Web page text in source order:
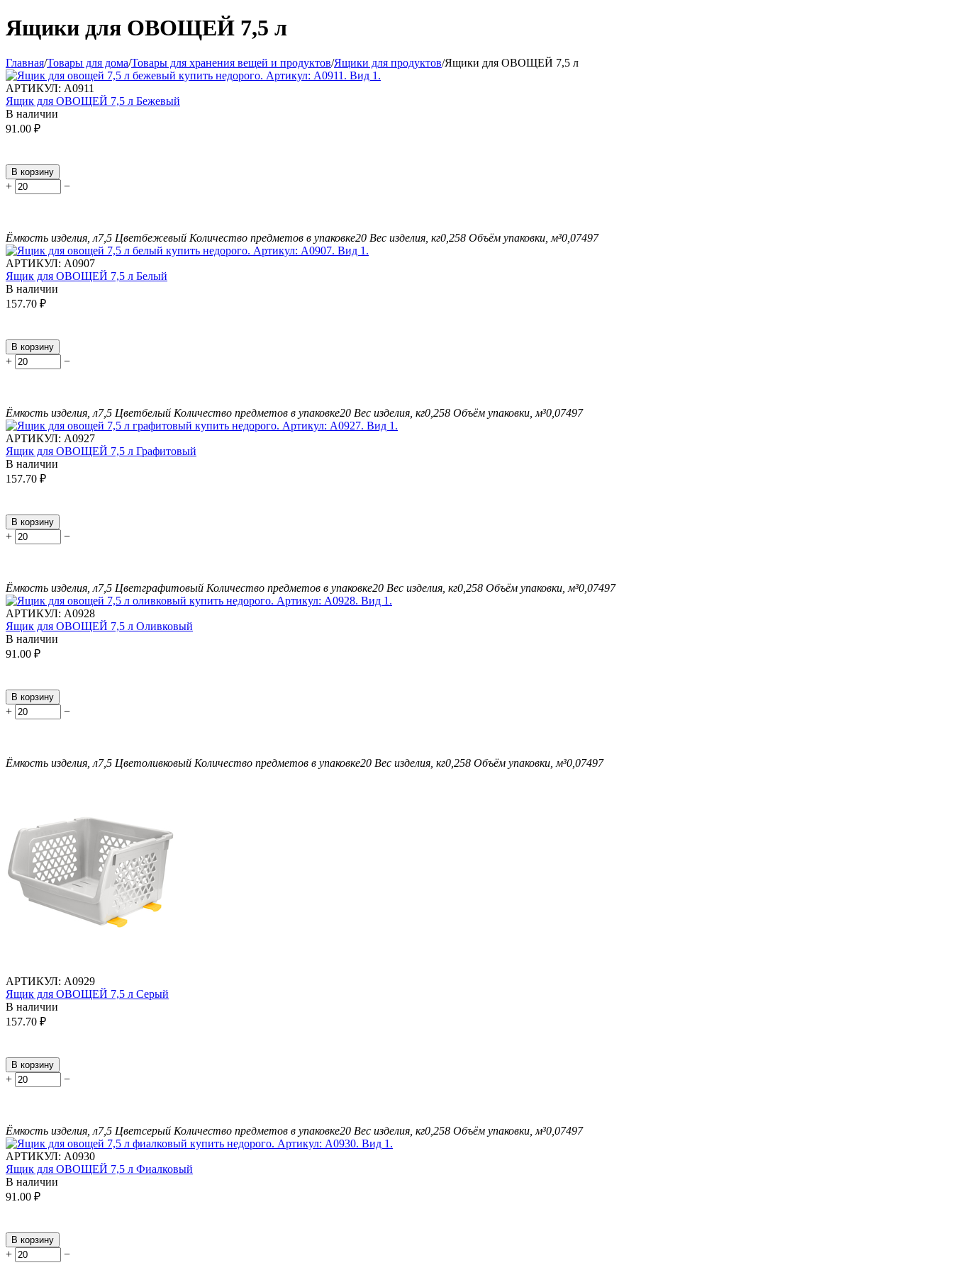
Ящики для ОВОЩЕЙ 7,5 л
Главная/Товары для дома/Товары для хранения вещей и продуктов/Ящики для продуктов/Ящики для ОВОЩЕЙ 7,5 л
АРТИКУЛ: А0911
Ящик для ОВОЩЕЙ 7,5 л Бежевый
В наличии
91.00 ₽
В корзину
+ −
Ёмкость изделия, л7,5 Цветбежевый Количество предметов в упаковке20 Вес изделия, кг0,258 Объём упаковки, м³0,07497
АРТИКУЛ: А0907
Ящик для ОВОЩЕЙ 7,5 л Белый
В наличии
157.70 ₽
В корзину
+ −
Ёмкость изделия, л7,5 Цветбелый Количество предметов в упаковке20 Вес изделия, кг0,258 Объём упаковки, м³0,07497
АРТИКУЛ: А0927
Ящик для ОВОЩЕЙ 7,5 л Графитовый
В наличии
157.70 ₽
В корзину
+ −
Ёмкость изделия, л7,5 Цветграфитовый Количество предметов в упаковке20 Вес изделия, кг0,258 Объём упаковки, м³0,07497
АРТИКУЛ: А0928
Ящик для ОВОЩЕЙ 7,5 л Оливковый
В наличии
91.00 ₽
В корзину
+ −
Ёмкость изделия, л7,5 Цветоливковый Количество предметов в упаковке20 Вес изделия, кг0,258 Объём упаковки, м³0,07497
АРТИКУЛ: А0929
Ящик для ОВОЩЕЙ 7,5 л Серый
В наличии
157.70 ₽
В корзину
+ −
Ёмкость изделия, л7,5 Цветсерый Количество предметов в упаковке20 Вес изделия, кг0,258 Объём упаковки, м³0,07497
АРТИКУЛ: А0930
Ящик для ОВОЩЕЙ 7,5 л Фиалковый
В наличии
91.00 ₽
В корзину
+ −